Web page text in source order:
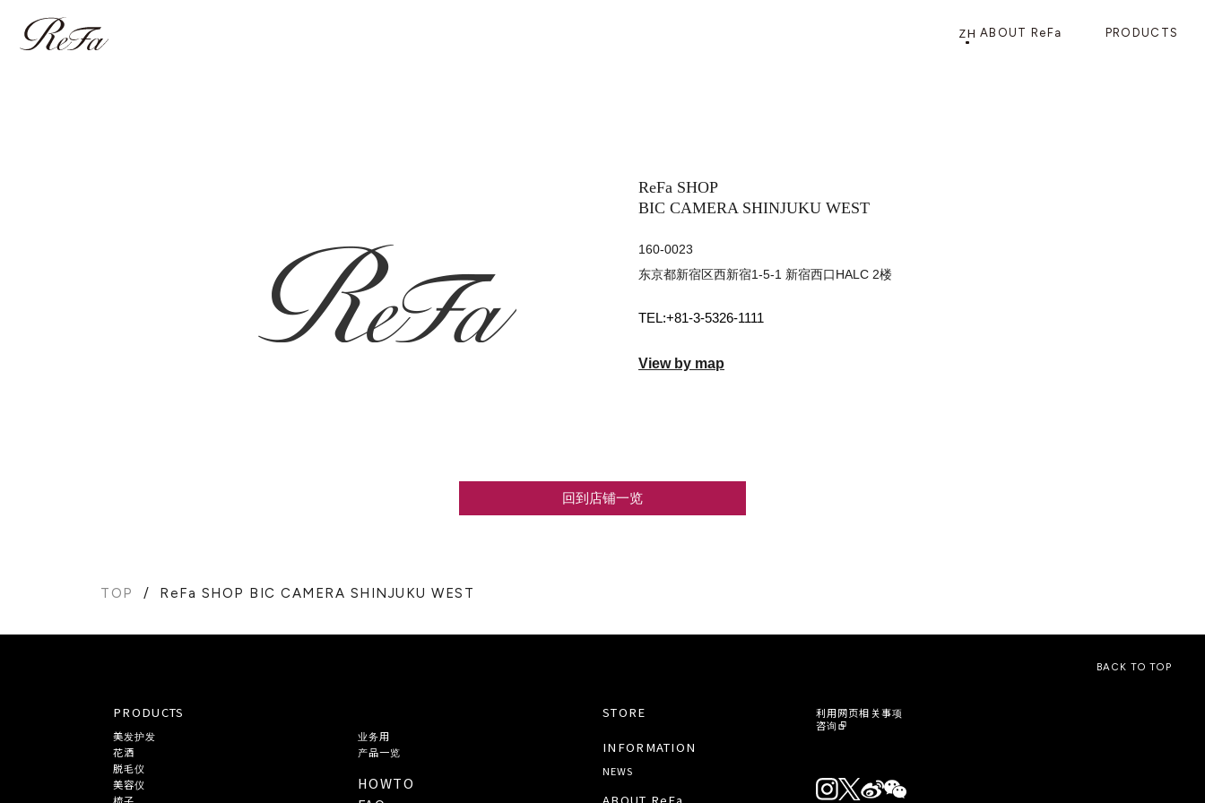
ZH ABOUT ReFa PRODUCTS
ReFa SHOP
BIC CAMERA SHINJUKU WEST
160-0023
东京都新宿区西新宿1-5-1 新宿西口HALC 2楼
+81-3-5326-1111
View by map
回到店铺一览
TOP ReFa SHOP BIC CAMERA SHINJUKU WEST
BACK TO TOP
PRODUCTS
美发护发
花洒
脱毛仪
美容仪
梳子
业务用
产品一览
HOWTO
STORE
INFORMATION
NEWS
利用网页相关事项
咨询